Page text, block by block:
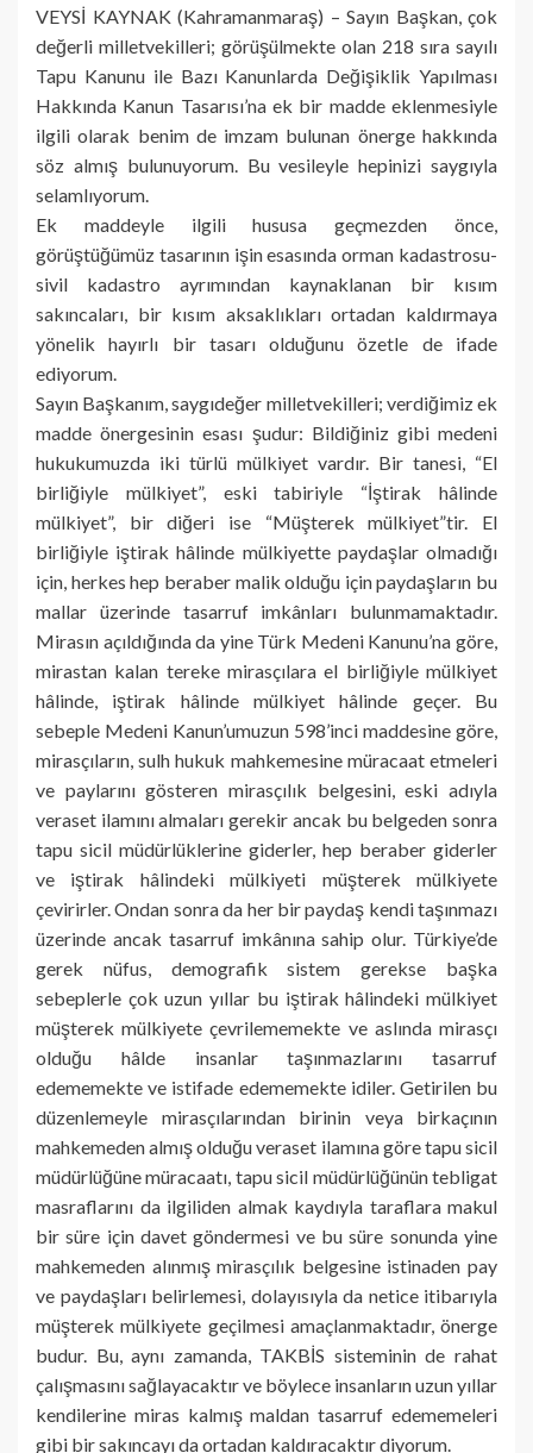
VEYSİ KAYNAK (Kahramanmaraş) – Sayın Başkan, çok
değerli milletvekilleri; görüşülmekte olan 218 sıra sayılı
Tapu Kanunu ile Bazı Kanunlarda Değişiklik Yapılması
Hakkında Kanun Tasarısı’na ek bir madde eklenmesiyle
ilgili olarak benim de imzam bulunan önerge hakkında
söz almış bulunuyorum. Bu vesileyle hepinizi saygıyla
selamlıyorum.
Ek maddeyle ilgili hususa geçmezden önce,
görüştüğümüz tasarının işin esasında orman kadastrosu-
sivil kadastro ayrımından kaynaklanan bir kısım
sakıncaları, bir kısım aksaklıkları ortadan kaldırmaya
yönelik hayırlı bir tasarı olduğunu özetle de ifade
ediyorum.
Sayın Başkanım, saygıdeğer milletvekilleri; verdiğimiz ek
madde önergesinin esası şudur: Bildiğiniz gibi medeni
hukukumuzda iki türlü mülkiyet vardır. Bir tanesi, “El
birliğiyle mülkiyet”, eski tabiriyle “İştirak hâlinde
mülkiyet”, bir diğeri ise “Müşterek mülkiyet”tir. El
birliğiyle iştirak hâlinde mülkiyette paydaşlar olmadığı
için, herkes hep beraber malik olduğu için paydaşların bu
mallar üzerinde tasarruf imkânları bulunmamaktadır.
Mirasın açıldığında da yine Türk Medeni Kanunu’na göre,
mirastan kalan tereke mirasçılara el birliğiyle mülkiyet
hâlinde, iştirak hâlinde mülkiyet hâlinde geçer. Bu
sebeple Medeni Kanun’umuzun 598’inci maddesine göre,
mirasçıların, sulh hukuk mahkemesine müracaat etmeleri
ve paylarını gösteren mirasçılık belgesini, eski adıyla
veraset ilamını almaları gerekir ancak bu belgeden sonra
tapu sicil müdürlüklerine giderler, hep beraber giderler
ve iştirak hâlindeki mülkiyeti müşterek mülkiyete
çevirirler. Ondan sonra da her bir paydaş kendi taşınmazı
üzerinde ancak tasarruf imkânına sahip olur. Türkiye’de
gerek nüfus, demografik sistem gerekse başka
sebeplerle çok uzun yıllar bu iştirak hâlindeki mülkiyet
müşterek mülkiyete çevrilememekte ve aslında mirasçı
olduğu hâlde insanlar taşınmazlarını tasarruf
edememekte ve istifade edememekte idiler. Getirilen bu
düzenlemeyle mirasçılarından birinin veya birkaçının
mahkemeden almış olduğu veraset ilamına göre tapu sicil
müdürlüğüne müracaatı, tapu sicil müdürlüğünün tebligat
masraflarını da ilgiliden almak kaydıyla taraflara makul
bir süre için davet göndermesi ve bu süre sonunda yine
mahkemeden alınmış mirasçılık belgesine istinaden pay
ve paydaşları belirlemesi, dolayısıyla da netice itibarıyla
müşterek mülkiyete geçilmesi amaçlanmaktadır, önerge
budur. Bu, aynı zamanda, TAKBİS sisteminin de rahat
çalışmasını sağlayacaktır ve böylece insanların uzun yıllar
kendilerine miras kalmış maldan tasarruf edememeleri
gibi bir sakıncayı da ortadan kaldıracaktır diyorum.